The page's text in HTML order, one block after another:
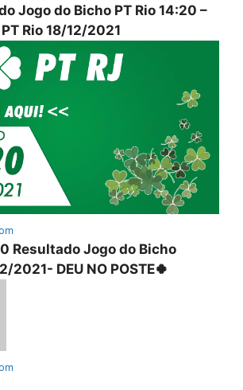
Jogo do Bicho PT Rio 14:20 –
Rio 18/12/2021
Resultado Jogo do Bicho
2021- DEU NO POSTE🍀